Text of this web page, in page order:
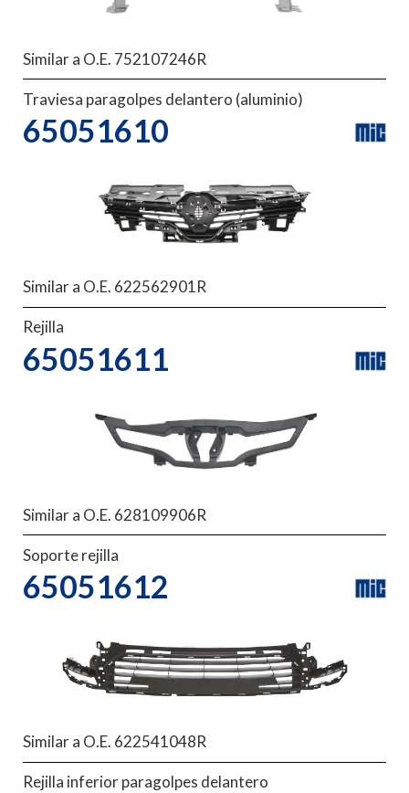
Similar a O.E. 752107246R
Traviesa paragolpes delantero (aluminio)
65051610
Similar a O.E. 622562901R
Rejilla
65051611
Similar a O.E. 628109906R
Soporte rejilla
65051612
Similar a O.E. 622541048R
Rejilla inferior paragolpes delantero